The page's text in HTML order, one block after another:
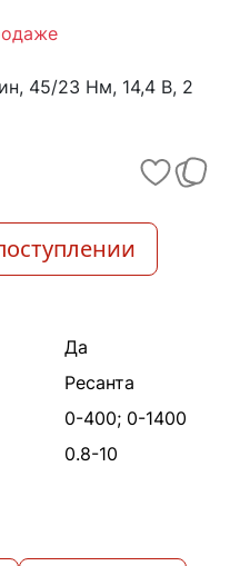
45/23 Нм, 14,4 В, 2
Да
Ресанта
0-400; 0-1400
0.8-10